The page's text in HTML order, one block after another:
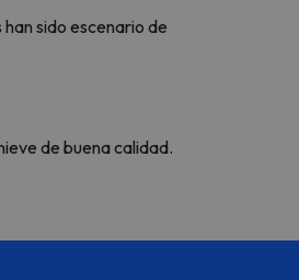
sido escenario de
de buena calidad.